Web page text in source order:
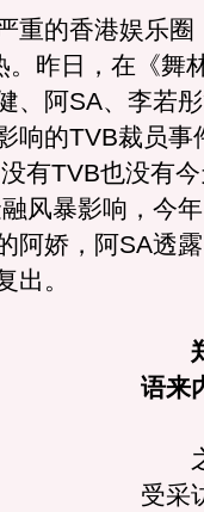
的香港娱乐圈
。昨日，在《舞
、阿SA、李若
响的TVB裁员事
有TVB也没有
风暴影响，今
阿娇，阿SA透
出。
语来
之
受采